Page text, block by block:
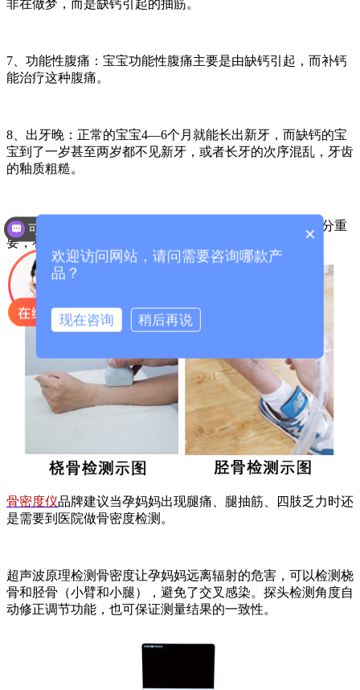
非在做梦，而是缺钙引起的抽筋。
7、功能性腹痛：宝宝功能性腹痛主要是由缺钙引起，而补钙
能治疗这种腹痛。
8、出牙晚：正常的宝宝4—6个月就能长出新牙，而缺钙的宝
宝到了一岁甚至两岁都不见新牙，或者长牙的次序混乱，牙齿
的釉质粗糙。
9、影响大脑发育：钙对于新生儿智力发育与神经系统十分重
要，补钙能增强胎儿的智力发育。
骨密度仪品牌建议当孕妈妈出现腿痛、腿抽筋、四肢乏力时还
是需要到医院做骨密度检测。
超声波原理检测骨密度让孕妈妈远离辐射的危害，可以检测桡
骨和胫骨（小臂和小腿），避免了交叉感染。探头检测角度自
动修正调节功能，也可保证测量结果的一致性。
×
欢迎访问网站，请问需要咨询哪款产
品？
现在咨询 稍后再说